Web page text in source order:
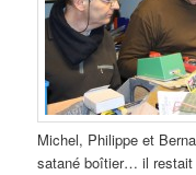
Michel, Philippe et
satané boîtier… il restait